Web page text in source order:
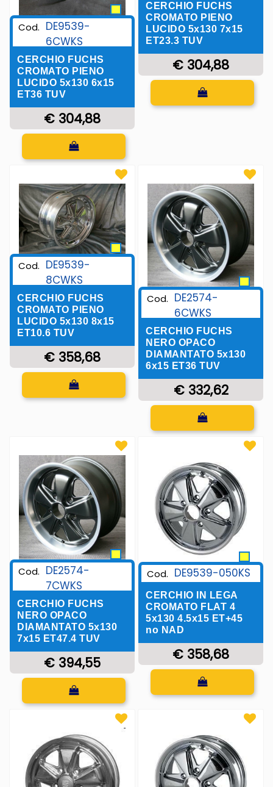
Cod. DE9539-
6CWKS
CERCHIO FUCHS
CROMATO PIENO
LUCIDO 5x130 6x15
ET36 TUV
€ 304,88
Quantità
CERCHIO FUCHS
CROMATO PIENO
LUCIDO 5x130 7x15
ET23.3 TUV
€ 304,88
Quantità
Cod. DE9539-
8CWKS
CERCHIO FUCHS
CROMATO PIENO
LUCIDO 5x130 8x15
ET10.6 TUV
€ 358,68
Quantità
Cod. DE2574-
6CWKS
CERCHIO FUCHS
NERO OPACO
DIAMANTATO 5x130
6x15 ET36 TUV
€ 332,62
Quantità
Cod. DE2574-
7CWKS
CERCHIO FUCHS
NERO OPACO
DIAMANTATO 5x130
7x15 ET47.4 TUV
€ 394,55
Quantità
Cod. DE9539-050KS
CERCHIO IN LEGA
CROMATO FLAT 4
5x130 4.5x15 ET+45
no NAD
€ 358,68
Quantità